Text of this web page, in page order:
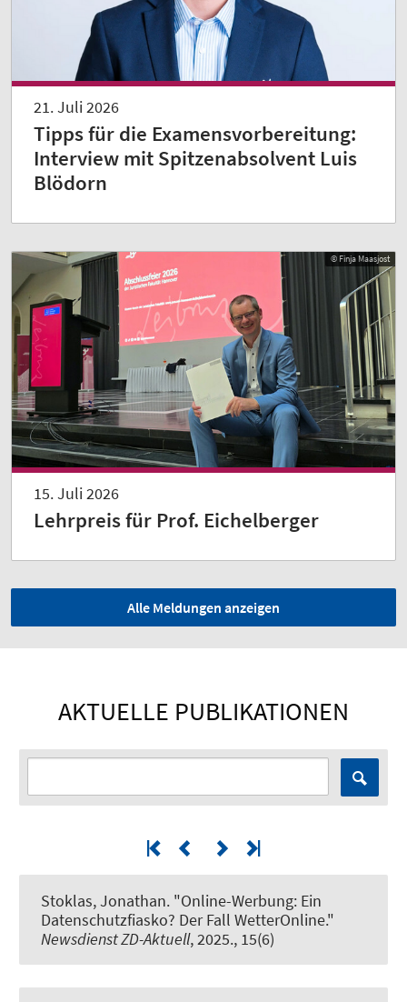
21. Juli 2026
Tipps für die Examensvorbereitung:
Interview mit Spitzenabsolvent Luis
Blödorn
© Finja Maasjost
15. Juli 2026
Lehrpreis für Prof. Eichelberger
Alle Meldungen anzeigen
AKTUELLE PUBLIKATIONEN
Stoklas, Jonathan. "Online-Werbung: Ein
Datenschutzfiasko? Der Fall WetterOnline."
Newsdienst ZD-Aktuell, 2025., 15(6)